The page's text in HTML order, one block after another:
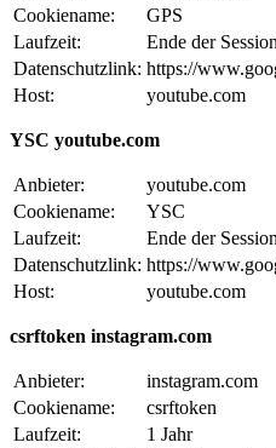
Cookiename:
GPS
Laufzeit:
Ende der Session
Datenschutzlink: https://
Host:
youtube.com
YSC youtube.com
Anbieter:
youtube.com
Cookiename:
YSC
Laufzeit:
Ende der Session
Datenschutzlink: https://
Host:
youtube.com
csrftoken instagram.com
Anbieter:
instagram.com
Cookiename:
csrftoken
Laufzeit:
1 Jahr